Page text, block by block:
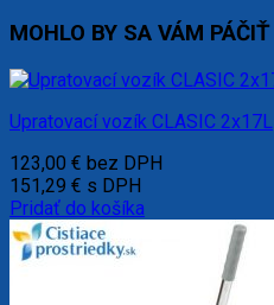
MOHLO BY SA VÁM PÁČIŤ
Upratovací vozík CLASIC 2x17L
123,00 € bez DPH
151,29 € s DPH
Pridať do košíka